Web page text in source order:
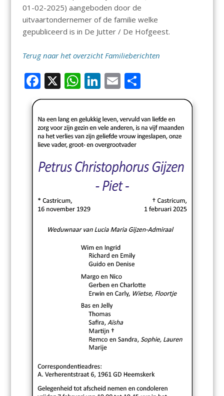
01-02-2025) aangeboden door de
uitvaartondernemer of de familie welke
gepubliceerd is in De Jutter / De Hofgeest.
Terug naar het overzicht Familieberichten
F
ac
e
b
o
o
k
X W
h
at
s
A
p
p
Li
n
k
e
dI
n
E
m
ai
l
D
el
e
n